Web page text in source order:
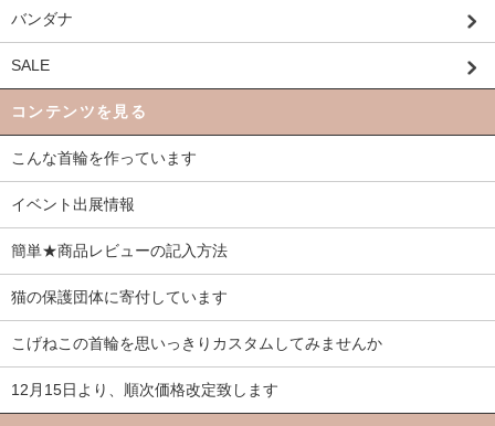
バンダナ
SALE
コンテンツを見る
こんな首輪を作っています
イベント出展情報
簡単★商品レビューの記入方法
猫の保護団体に寄付しています
こげねこの首輪を思いっきりカスタムしてみませんか
12月15日より、順次価格改定致します